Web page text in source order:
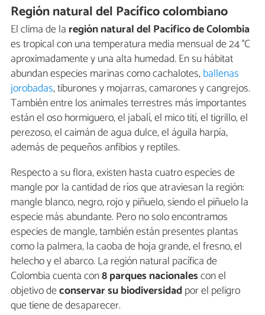
Región natural del Pacífico colombiano
El clima de la región natural del Pacífico de Colombia
es tropical con una temperatura media mensual de 24 °C
aproximadamente y una alta humedad. En su hábitat
abundan especies marinas como cachalotes,ballenas
jorobadas, tiburones y mojarras, camarones y cangrejos.
También entre los animales terrestres más importantes
están el oso hormiguero, el jabalí, el mico tití, el tigrillo, el
perezoso, el caimán de agua dulce, el águila harpía,
además de pequeños anfibios y reptiles.
Respecto a su flora, existen hasta cuatro especies de
mangle por la cantidad de ríos que atraviesan la región:
mangle blanco, negro, rojo y piñuelo, siendo el piñuelo la
especie más abundante. Pero no solo encontramos
especies de mangle, también están presentes plantas
como la palmera, la caoba de hoja grande, el fresno, el
helecho y el abarco. La región natural pacífica de
Colombia cuenta con8 parques nacionalescon el
objetivo deconservar su biodiversidadpor el peligro
que tiene de desaparecer.